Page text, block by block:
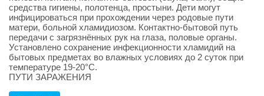
средства гигиены, полотенца, простыни. Дети могут
инфицироваться при прохождении через родовые пути
матери, больной хламидиозом. Контактно-бытовой путь
передачи с загрязнённых рук на глаза, половые органы.
Установлено сохранение инфекционности хламидий на
бытовых предметах во влажных условиях до 2 суток при
температуре 19-20°C.
ПУТИ ЗАРАЖЕНИЯ